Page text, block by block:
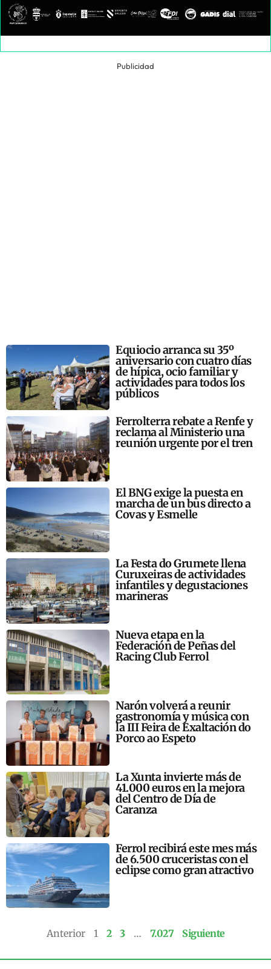
Publicidad
Equiocio arranca su 35º
aniversario con cuatro días
de hípica, ocio familiar y
actividades para todos los
públicos
Ferrolterra rebate a Renfe y
reclama al Ministerio una
reunión urgente por el tren
El BNG exige la puesta en
marcha de un bus directo a
Covas y Esmelle
La Festa do Grumete llena
Curuxeiras de actividades
infantiles y degustaciones
marineras
Nueva etapa en la
Federación de Peñas del
Racing Club Ferrol
Narón volverá a reunir
gastronomía y música con
la III Feira de Exaltación do
Porco ao Espeto
La Xunta invierte más de
41.000 euros en la mejora
del Centro de Día de
Caranza
Ferrol recibirá este mes más
de 6.500 cruceristas con el
eclipse como gran atractivo
Anterior 1 2 3 … 7.027 Siguiente